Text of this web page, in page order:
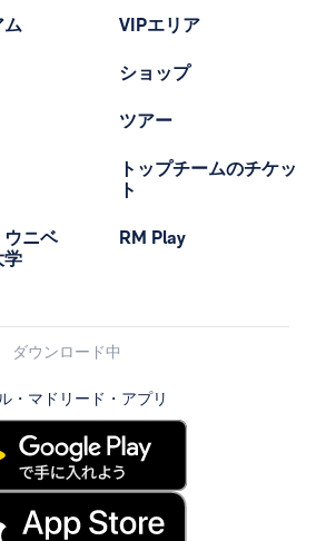
ム
ウニベ
学
VIPエリア
ショップ
ツアー
トップチームのチケッ
ト
RM Play
ダウンロード中
・マドリード・アプリ